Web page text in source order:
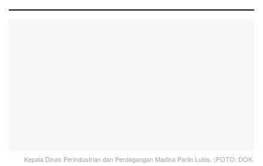
Kepala Dinas Perindustrian dan Perdagangan Madina Parlin Lubis. (FOTO: DOK.